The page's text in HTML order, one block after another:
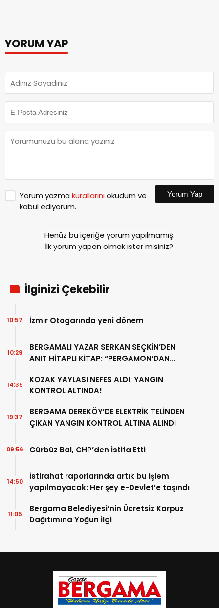
YORUM YAP
Yorum yazma kurallarınıokudum ve
kabul ediyorum.
Yorum Yap
Henüz bu içeriğe yorum yapılmamış.
İlk yorum yapan olmak ister misiniz?
İlginizi Çekebilir
İzmir Otogarında yeni dönem
10:57
BERGAMALI YAZAR SERKAN SEÇKİN’DEN
ANIT HİTAPLI KİTAP: “PERGAMON’DAN
10:29
KOZAK YAYLASI NEFES ALDI: YANGIN
KONTROL ALTINDA!
14:35
BERGAMA DEREKÖY’DE ELEKTRİK TELİNDEN
ÇIKAN YANGIN KONTROL ALTINA ALINDI
19:37
Gürbüz Bal, CHP’den İstifa Etti
09:56
İstirahat raporlarında artık bu işlem
yapılmayacak: Her şey e-Devlet’e taşındı
14:50
Bergama Belediyesi’nin Ücretsiz Karpuz
Dağıtımına Yoğun İlgi
11:05